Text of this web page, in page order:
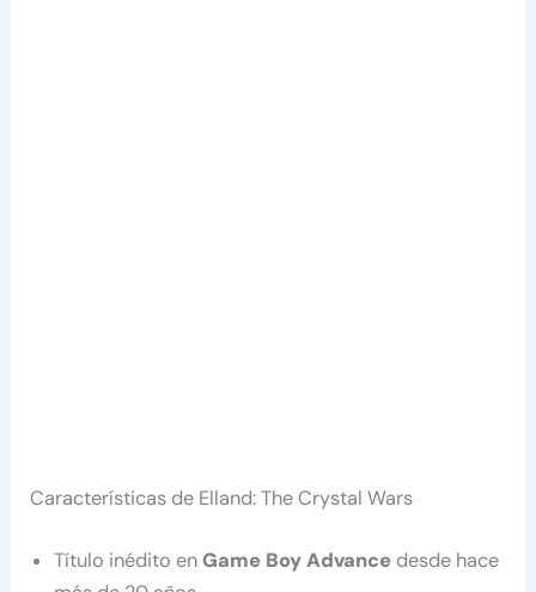
Características de Elland: The Crystal Wars
Título inédito enGame Boy Advance desde hace